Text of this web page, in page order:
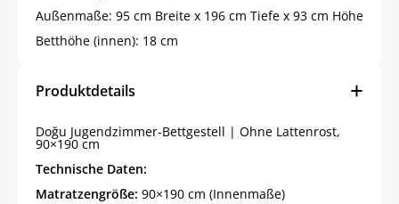
Außenmaße: 95 cm Breite x 196 cm Tiefe x 93 cm Höhe
Betthöhe (innen): 18 cm
Produktdetails
Doğu Jugendzimmer-Bettgestell | Ohne Lattenrost,
90×190 cm
Technische Daten:
Matratzengröße: 90×190 cm (Innenmaße)